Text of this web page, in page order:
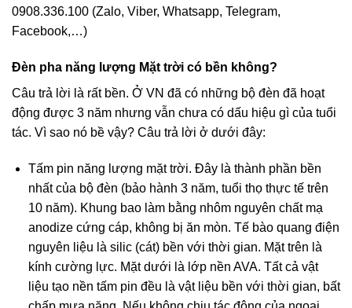
0908.336.100 (Zalo, Viber, Whatsapp, Telegram,
Facebook,…)
Đèn pha năng lượng Mặt trời có bền không?
Câu trả lời là rất bền. Ở VN đã có những bộ đèn đã hoạt
động được 3 năm nhưng vẫn chưa có dấu hiệu gì của tuổi
tác. Vì sao nó bề vậy? Câu trả lời ở dưới đây:
Tấm pin năng lượng mặt trời. Đây là thành phần bền
nhất của bộ đèn (bảo hành 3 năm, tuổi thọ thực tế trên
10 năm). Khung bao làm bằng nhôm nguyên chất mạ
anodize cứng cáp, không bị ăn mòn. Tế bào quang điện
nguyên liệu là silic (cát) bền với thời gian. Mặt trên là
kính cường lực. Mặt dưới là lớp nền AVA. Tất cả vật
liệu tạo nền tấm pin đều là vật liệu bền với thời gian, bất